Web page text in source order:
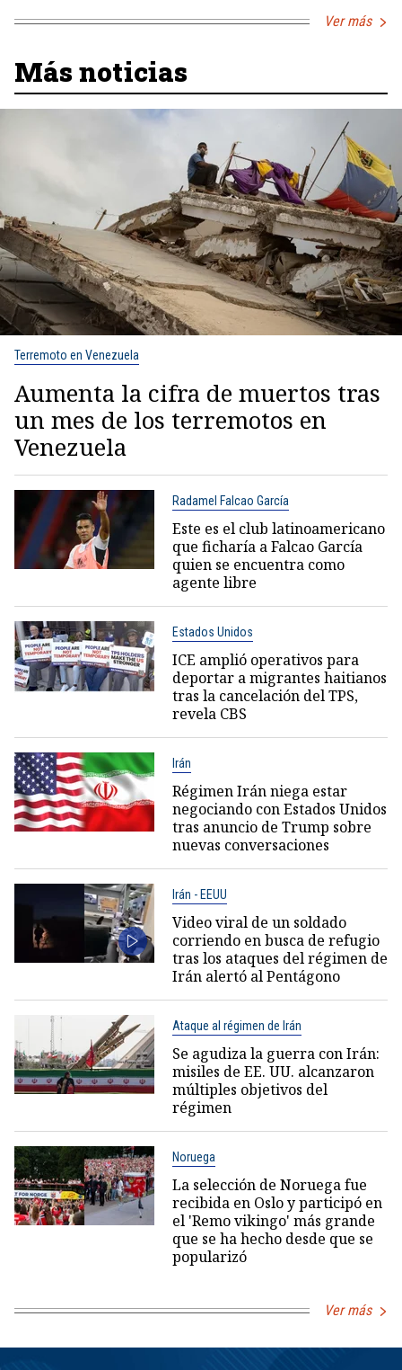
Ver más
Más noticias
Terremoto en Venezuela
Aumenta la cifra de muertos tras
un mes de los terremotos en
Venezuela
Radamel Falcao García
Este es el club latinoamericano
que ficharía a Falcao García
quien se encuentra como
agente libre
Estados Unidos
ICE amplió operativos para
deportar a migrantes haitianos
tras la cancelación del TPS,
revela CBS
Irán
Régimen Irán niega estar
negociando con Estados Unidos
tras anuncio de Trump sobre
nuevas conversaciones
Irán - EEUU
Video viral de un soldado
corriendo en busca de refugio
tras los ataques del régimen de
Irán alertó al Pentágono
Ataque al régimen de Irán
Se agudiza la guerra con Irán:
misiles de EE. UU. alcanzaron
múltiples objetivos del
régimen
Noruega
La selección de Noruega fue
recibida en Oslo y participó en
el 'Remo vikingo' más grande
que se ha hecho desde que se
popularizó
Ver más